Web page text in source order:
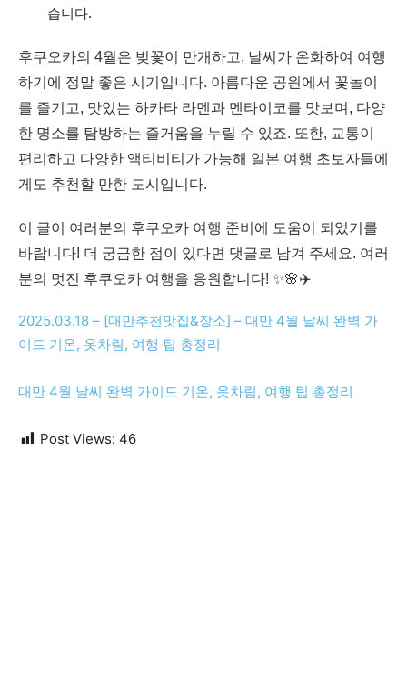
습니다.
후쿠오카의 4월은 벚꽃이 만개하고, 날씨가 온화하여 여행
하기에 정말 좋은 시기입니다. 아름다운 공원에서 꽃놀이
를 즐기고, 맛있는 하카타 라멘과 멘타이코를 맛보며, 다양
한 명소를 탐방하는 즐거움을 누릴 수 있죠. 또한, 교통이
편리하고 다양한 액티비티가 가능해 일본 여행 초보자들에
게도 추천할 만한 도시입니다.
이 글이 여러분의 후쿠오카 여행 준비에 도움이 되었기를
바랍니다! 더 궁금한 점이 있다면 댓글로 남겨 주세요. 여러
분의 멋진 후쿠오카 여행을 응원합니다! ✨🌸✈️
2025.03.18 – [대만추천맛집&장소] – 대만 4월 날씨 완벽 가
이드 기온, 옷차림, 여행 팁 총정리
대만 4월 날씨 완벽 가이드 기온, 옷차림, 여행 팁 총정리
Post Views: 46